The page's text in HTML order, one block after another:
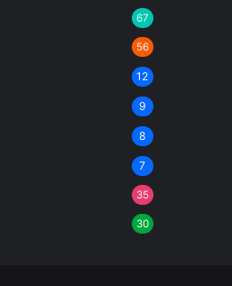
67
56
12
9
8
7
35
30